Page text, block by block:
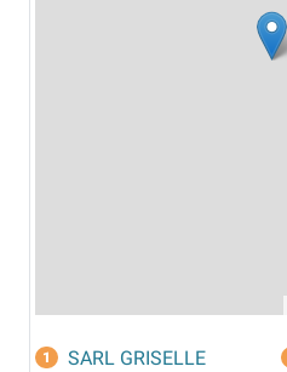
1
SARL GRISELLE